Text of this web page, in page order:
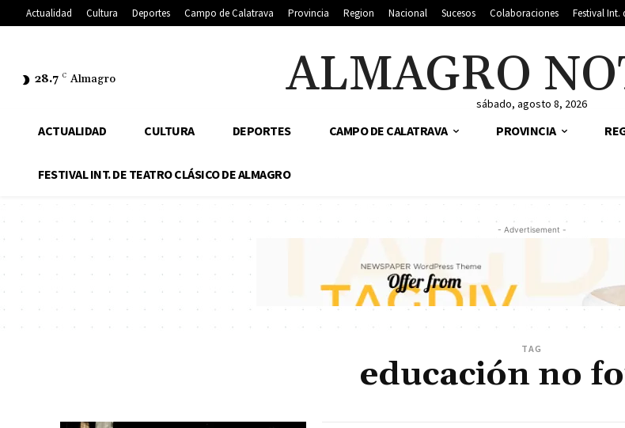
Actualidad Cultura Deportes Campo de Calatrava Provincia Region Nacional Sucesos Colaboraciones Festival Int.
28.7 C Almagro ALMAGROsábado, agosto 8, 2026
ACTUALIDAD CULTURA DEPORTES CAMPO DE CALATRAVA PROVINCIA
FESTIVAL INT. DE TEATRO CLÁSICO DE ALMAGRO
- Advertisement -
TAG
educación no